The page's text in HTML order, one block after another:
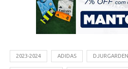
2023-2024 ADIDAS